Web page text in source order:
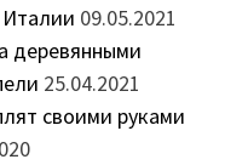
Италии 09.05.2021
деревянными
25.04.2021
своими руками